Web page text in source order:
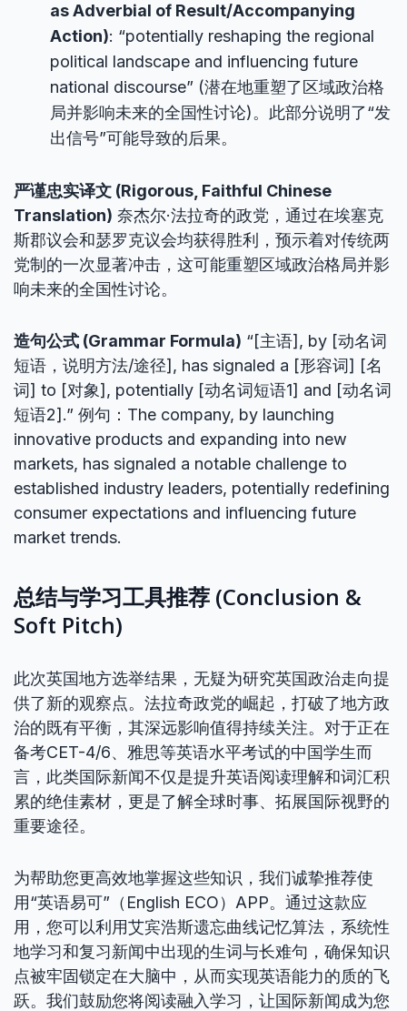
as Adverbial of Result/Accompanying
Action): “potentially reshaping the regional
political landscape and influencing future
national discourse” (潜在地重塑了区域政治格
局并影响未来的全国性讨论)。此部分说明了“发
出信号”可能导致的后果。
严谨忠实译文 (Rigorous, Faithful Chinese
Translation) 奈杰尔·法拉奇的政党，通过在埃塞克
斯郡议会和瑟罗克议会均获得胜利，预示着对传统两
党制的一次显著冲击，这可能重塑区域政治格局并影
响未来的全国性讨论。
造句公式 (Grammar Formula) “[主语], by [动名词
短语，说明方法/途径], has signaled a [形容词] [名
词] to [对象], potentially [动名词短语1] and [动名词
短语2].” 例句：The company, by launching
innovative products and expanding into new
markets, has signaled a notable challenge to
established industry leaders, potentially redefining
consumer expectations and influencing future
market trends.
总结与学习工具推荐 (Conclusion &
Soft Pitch)
此次英国地方选举结果，无疑为研究英国政治走向提
供了新的观察点。法拉奇政党的崛起，打破了地方政
治的既有平衡，其深远影响值得持续关注。对于正在
备考CET-4/6、雅思等英语水平考试的中国学生而
言，此类国际新闻不仅是提升英语阅读理解和词汇积
累的绝佳素材，更是了解全球时事、拓展国际视野的
重要途径。
为帮助您更高效地掌握这些知识，我们诚挚推荐使
用“英语易可”（English ECO）APP。通过这款应
用，您可以利用艾宾浩斯遗忘曲线记忆算法，系统性
地学习和复习新闻中出现的生词与长难句，确保知识
点被牢固锁定在大脑中，从而实现英语能力的质的飞
跃。我们鼓励您将阅读融入学习，让国际新闻成为您